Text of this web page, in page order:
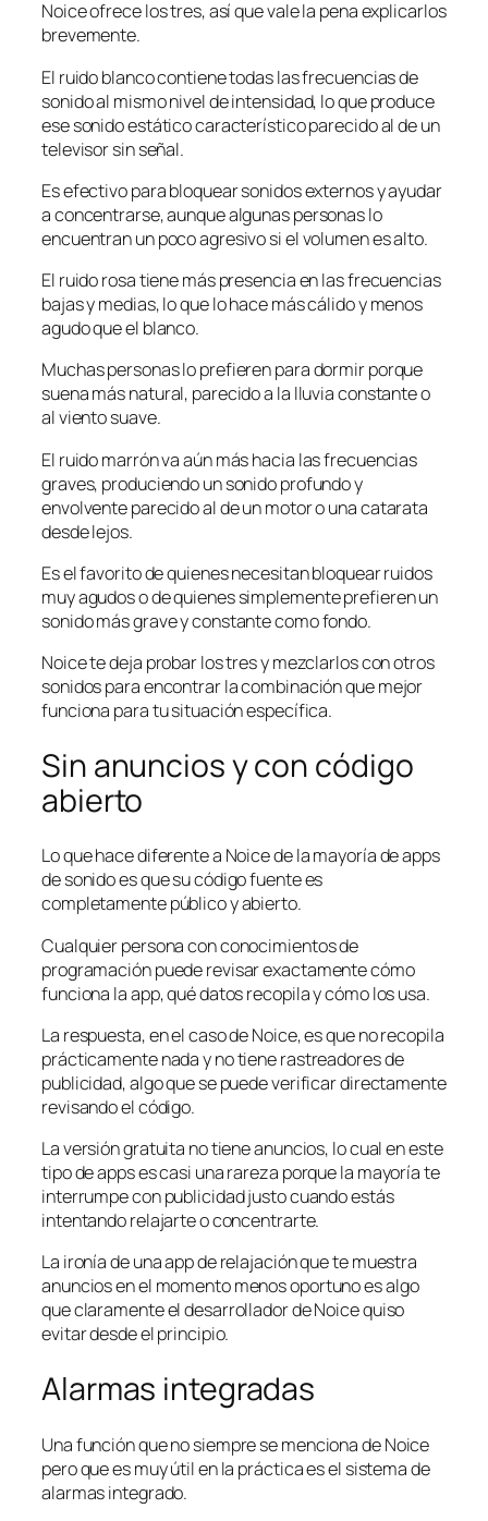
Noice ofrece los tres, así que vale la pena explicarlos
brevemente.
El ruido blanco contiene todas las frecuencias de
sonido al mismo nivel de intensidad, lo que produce
ese sonido estático característico parecido al de un
televisor sin señal.
Es efectivo para bloquear sonidos externos y ayudar
a concentrarse, aunque algunas personas lo
encuentran un poco agresivo si el volumen es alto.
El ruido rosa tiene más presencia en las frecuencias
bajas y medias, lo que lo hace más cálido y menos
agudo que el blanco.
Muchas personas lo prefieren para dormir porque
suena más natural, parecido a la lluvia constante o
al viento suave.
El ruido marrón va aún más hacia las frecuencias
graves, produciendo un sonido profundo y
envolvente parecido al de un motor o una catarata
desde lejos.
Es el favorito de quienes necesitan bloquear ruidos
muy agudos o de quienes simplemente prefieren un
sonido más grave y constante como fondo.
Noice te deja probar los tres y mezclarlos con otros
sonidos para encontrar la combinación que mejor
funciona para tu situación específica.
Sin anuncios y con código
abierto
Lo que hace diferente a Noice de la mayoría de apps
de sonido es que su código fuente es
completamente público y abierto.
Cualquier persona con conocimientos de
programación puede revisar exactamente cómo
funciona la app, qué datos recopila y cómo los usa.
La respuesta, en el caso de Noice, es que no recopila
prácticamente nada y no tiene rastreadores de
publicidad, algo que se puede verificar directamente
revisando el código.
La versión gratuita no tiene anuncios, lo cual en este
tipo de apps es casi una rareza porque la mayoría te
interrumpe con publicidad justo cuando estás
intentando relajarte o concentrarte.
La ironía de una app de relajación que te muestra
anuncios en el momento menos oportuno es algo
que claramente el desarrollador de Noice quiso
evitar desde el principio.
Alarmas integradas
Una función que no siempre se menciona de Noice
pero que es muy útil en la práctica es el sistema de
alarmas integrado.